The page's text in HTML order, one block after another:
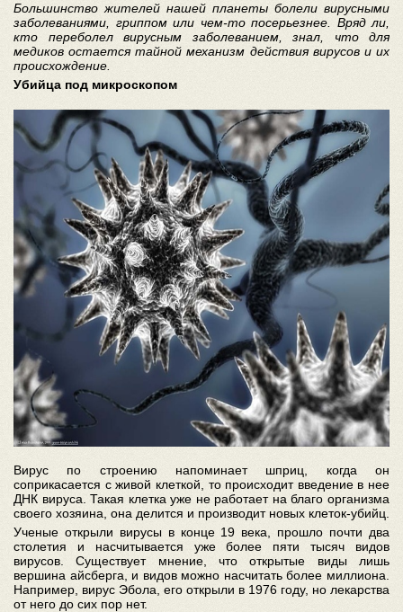
Большинство жителей нашей планеты болели вирусными
заболеваниями, гриппом или чем-то посерьезнее. Вряд ли,
кто переболел вирусным заболеванием, знал, что для
медиков остается тайной механизм действия вирусов и их
происхождение.
Убийца под микроскопом
Вирус по строению напоминает шприц, когда он
соприкасается с живой клеткой, то происходит введение в нее
ДНК вируса. Такая клетка уже не работает на благо организма
своего хозяина, она делится и производит новых клеток-убийц.
Ученые открыли вирусы в конце 19 века, прошло почти два
столетия и насчитывается уже более пяти тысяч видов
вирусов. Существует мнение, что открытые виды лишь
вершина айсберга, и видов можно насчитать более миллиона.
Например, вирус Эбола, его открыли в 1976 году, но лекарства
от него до сих пор нет.